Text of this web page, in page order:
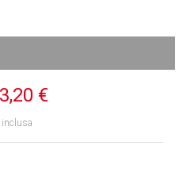
€
inclusa